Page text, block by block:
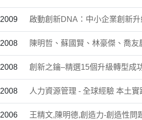
2009 啟動創新DNA：中小企業創新
2008 陳明哲、蘇國賢、林豪傑、喬
2008 創新之鑰–精選15個升級轉型成
2008 人力資源管理 - 全球經驗 本土
2006 王精文,陳明德,創造力-創造性問